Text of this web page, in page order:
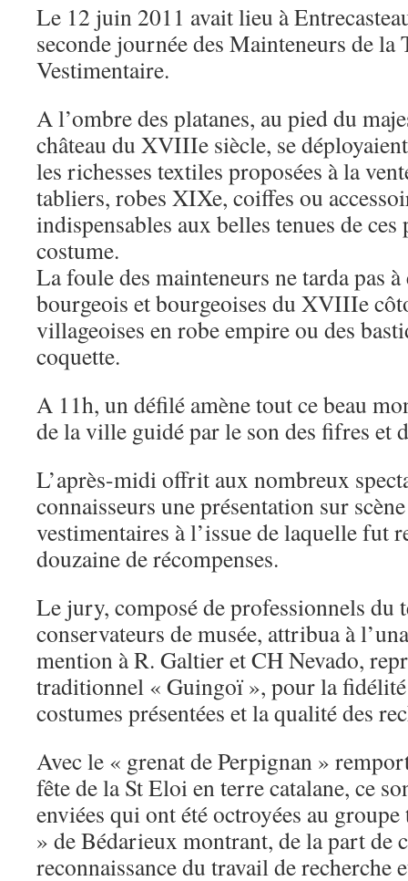
Le 12 juin 2011 avait lieu à
seconde journée des Mainteneurs de
Vestimentaire.
A l’ombre des platanes, au pied du
château du XVIIIe siècle, se
les richesses textiles proposées à la
tabliers, robes XIXe, coiffes ou
indispensables aux belles tenues de ces
costume.
La foule des mainteneurs ne tarda pas
bourgeois et bourgeoises du XVIIIe
villageoises en robe empire ou des
coquette.
A 11h, un défilé amène tout ce beau
de la ville guidé par le son des fifres et
L’après-midi offrit aux nombreux
connaisseurs une présentation sur
vestimentaires à l’issue de laquelle fut
douzaine de récompenses.
Le jury, composé de professionnels du
conservateurs de musée, attribua à
mention à R. Galtier et CH Nevado,
traditionnel « Guingoï », pour la
costumes présentées et la qualité des
Avec le « grenat de Perpignan »
fête de la St Eloi en terre catalane, ce
enviées qui ont été octroyées au
» de Bédarieux montrant, de la part de
reconnaissance du travail de recherche